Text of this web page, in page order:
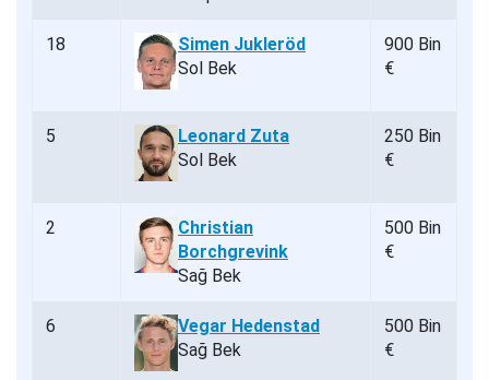
18
Simen Jukleröd
Sol Bek
900 Bin
€
5
Leonard Zuta
Sol Bek
250 Bin
€
2
Christian
Borchgrevink
Sağ Bek
500 Bin
€
6
Vegar Hedenstad
Sağ Bek
500 Bin
€